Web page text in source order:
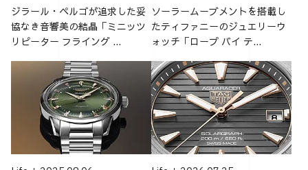
ジラール・ペルゴが追求した妥
協なき音響美の結晶「ミニッツ
リピーター フライング ...
ソーラームーブメントを搭載し
たティファニーのジュエリーウ
ォッチ「ロープ バイ テ...